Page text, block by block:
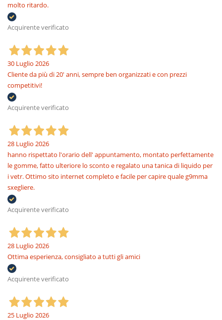
molto ritardo.
Acquirente verificato
30 Luglio 2026
Cliente da più di 20' anni, sempre ben organizzati e con prezzi
competitivi!
Acquirente verificato
28 Luglio 2026
hanno rispettato l'orario dell' appuntamento, montato perfettamente
le gomme, fatto ulteriore lo sconto e regalato una tanica di liquido per
i vetr. Ottimo sito internet completo e facile per capire quale g9mma
sxegliere.
Acquirente verificato
28 Luglio 2026
Ottima esperienza, consigliato a tutti gli amici
Acquirente verificato
25 Luglio 2026